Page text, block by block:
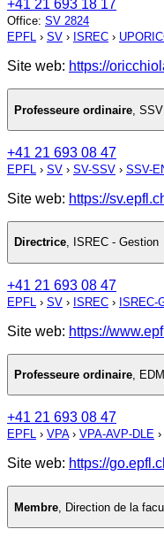
+41 21 693 18 17
Office: SV 2824
EPFL › SV › ISREC ›
Site web: https://
Professeure ordinaire
+41 21 693 08 47
EPFL › SV › SV-SSV › SSV-
Site web: https://
Directrice, ISREC - Gestion
+41 21 693 08 47
EPFL › SV › ISREC › ISREC-
Site web: https://
Professeure ordinaire,
+41 21 693 08 47
EPFL › VPA› VPA-AVP-DLE ›
Site web: https://
Membre Direction de la